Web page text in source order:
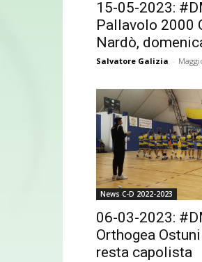
15-05-2023:
Pallavolo 2000
Nardò,
Salvatore Galizia -
News C-D 2022-2023
06-03-2023:
Orthogea
resta capolista